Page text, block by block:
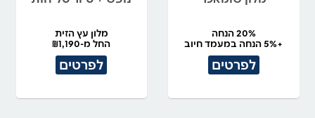
20% הנחה
+5% הנחה במעמד חיוב
לפרטים
מלון עץ הזית
החל מ-₪1,190
לפרטים